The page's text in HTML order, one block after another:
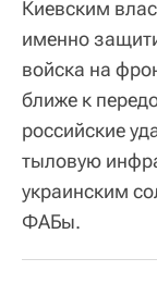
Киевским
именно
войска на
ближе к
российские
тыловую
украинским
ФАБы.